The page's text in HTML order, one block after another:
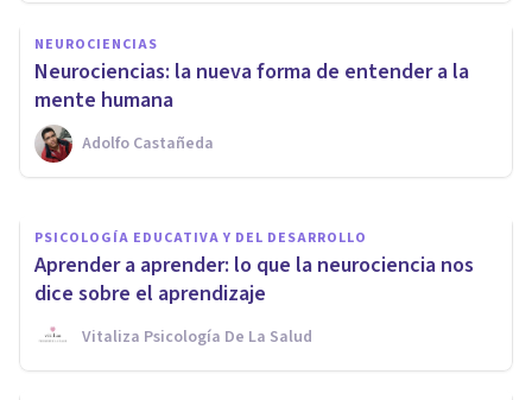
NEUROCIENCIAS
Neurociencias: la nueva forma de entender a la
mente humana
Adolfo Castañeda
7 documentales que hablan
sobre el cerebro humano
Oscar Castillero Mimenza
PSICOLOGÍA EDUCATIVA Y DEL DESARROLLO
Aprender a aprender: lo que la neurociencia nos
dice sobre el aprendizaje
Vitaliza Psicología De La Salud